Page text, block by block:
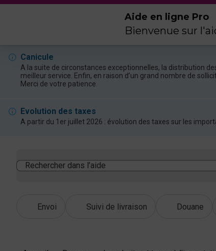
Aide en ligne Pro
Bienvenue sur
Canicule
A la suite de circonstances exceptionnelles, la distribution
meilleur service. Enfin, en raison d’un grand nombre de
Merci de votre patience.
Evolution des taxes
A partir du 1er juillet 2026 : évolution des taxes sur les
Rechercher dans l’aide
Envoi Suivi de livraison Douane